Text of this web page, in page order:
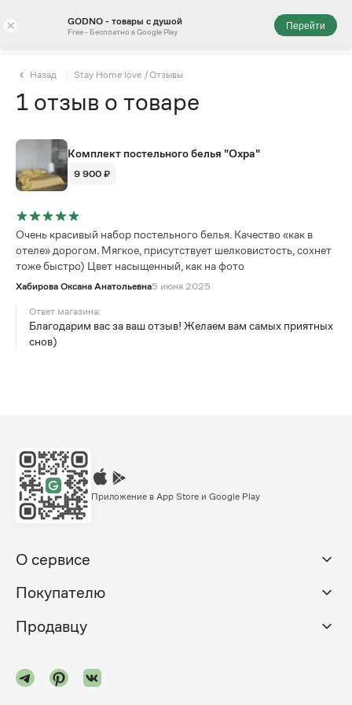
× GODNO - товары с душой
Free - Бесплатно в Google Play
Перейти
Назад Stay Home love /Отзывы
1 отзыв о товаре
Комплект постельного белья "Охра"
9 900 ₽
Очень красивый набор постельного белья. Качество «как в
отеле» дорогом. Мягкое, присутствует шелковистость, сохнет
тоже быстро) Цвет насыщенный, как на фото
Хабирова Оксана Анатольевна5 июня 2025
Ответ магазина:
Благодарим вас за ваш отзыв! Желаем вам самых приятных
снов)
Приложение в App Store и Google Play
О сервисе
Покупателю
Продавцу